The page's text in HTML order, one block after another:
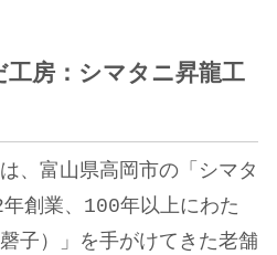
房：シマタニ昇龍工
、富山県高岡市の「シマタ
創業、100年以上にわた
子）」を手がけてきた老舗